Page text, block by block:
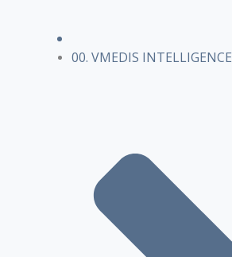
00. VMEDIS INTELLIGENCE